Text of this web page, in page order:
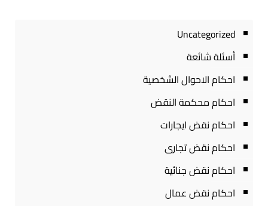
Uncategorized
أسئلة شائعة
احكام الاحوال الشخصية
احكام محكمة النقض
احكام نقض ايجارات
احكام نقض تجارى
احكام نقض جنائية
احكام نقض عمال